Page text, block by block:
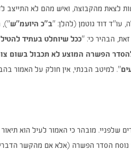
מהם לא התייצב לדיון שהתקיים ביום 22.3.2018 בעניין
עו"ד דוד גוטמן (להלן: "ב"כ היועמ"ש
הבהיר כי: "ככל שיוחלט בעתיד
הפשרה המוצע לא תכבול בשום
". למיטב הבנתי, אין חולק על האמור
שלפניי. מובהר כי האמור לעיל הוא
נוסח הסדר הפשרה (אלא אם מהקשר